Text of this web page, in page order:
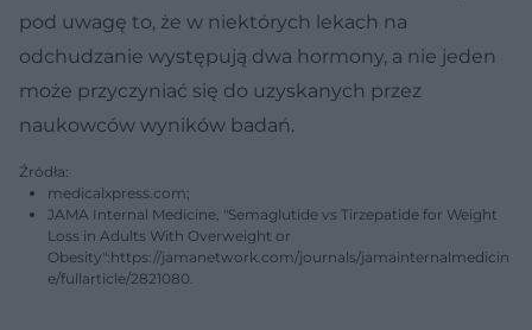
pod uwagę to, że w niektórych lekach na
odchudzanie występują dwa hormony, a nie jeden
może przyczyniać się do uzyskanych przez
naukowców wyników badań.
Źródła:
medicalxpress.com;
JAMA Internal Medicine, "Semaglutide vs Tirzepatide for Weight
Loss in Adults With Overweight or
Obesity":https://jamanetwork.com/journals/jamainternalmedicin
e/fullarticle/2821080.